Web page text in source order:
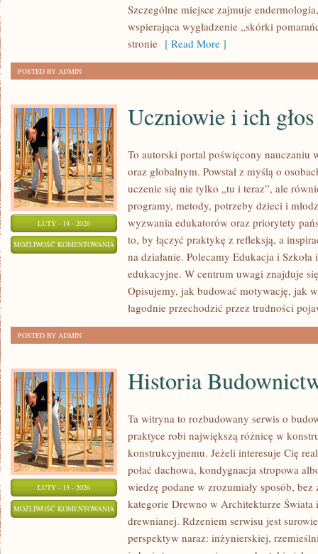
Szczególne miejsce zajmuje
wspierająca wygładzenie „skórki
stronie [ Read More ]
POSTED BY ADMIN
LUTY - 14 - 2026
MOŻLIWOŚĆ KOMENTOWANIA UCZNIOWIE
GŁOS
Uczniowie i ich głos
To autorski portal poświęcony nauczaniu
oraz globalnym. Powstał z myślą o
uczenie się nie tylko „tu i teraz”, ale
programy, metody, potrzeby dzieci i
wyzwania edukatorów oraz priorytety
to, by łączyć praktykę z refleksją, a
na działanie. Polecamy Edukacja i
edukacyjne. W centrum uwagi znajduje
Opisujemy, jak budować motywację, jak
łagodnie przechodzić przez trudności
POSTED BY ADMIN
LUTY - 13 - 2026
MOŻLIWOŚĆ KOMENTOWANIA HISTORIA
BUDOWNICTWA
DREWNIANEGO
Historia
Ta witryna to rozbudowany serwis o
praktyce robi największą różnicę w
konstrukcyjnemu. Jeżeli interesuje Cię
połać dachowa, kondygnacja stropowa
wiedzę podane w zrozumiały sposób,
kategorie Drewno w Architekturze Świata
drewnianej. Rdzeniem serwisu jest
perspektyw naraz: inżynierskiej,